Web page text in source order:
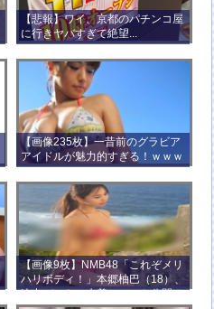
【悲報】ワイ、京都のパチンコ屋
に行きヤバすぎて絶望...
【画像235枚】一昔前のグラビア
アイドルが魅力的すぎる！ｗｗｗ
【画像9枚】NMB48「これぞメリ
ハリボディ！」本郷柚巴（18）、
迫力バストの水着ショット公開！